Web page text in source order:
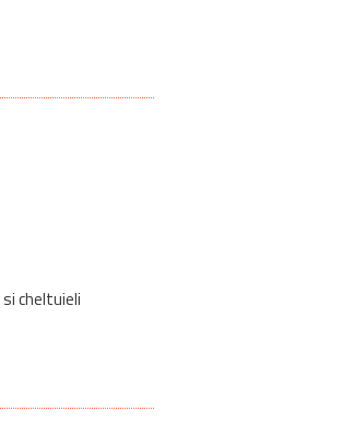
cheltuieli